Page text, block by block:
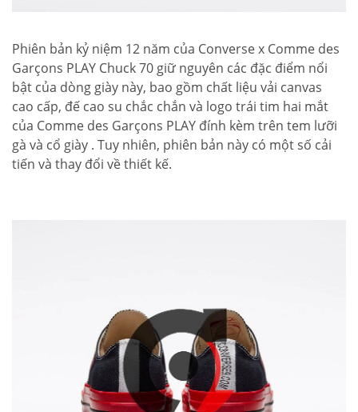
Phiên bản kỷ niệm 12 năm của Converse x Comme des
Garçons PLAY Chuck 70 giữ nguyên các đặc điểm nổi
bật của dòng giày này, bao gồm chất liệu vải canvas
cao cấp, đế cao su chắc chắn và logo trái tim hai mắt
của Comme des Garçons PLAY đính kèm trên tem lưỡi
gà và cổ giày . Tuy nhiên, phiên bản này có một số cải
tiến và thay đổi về thiết kế.